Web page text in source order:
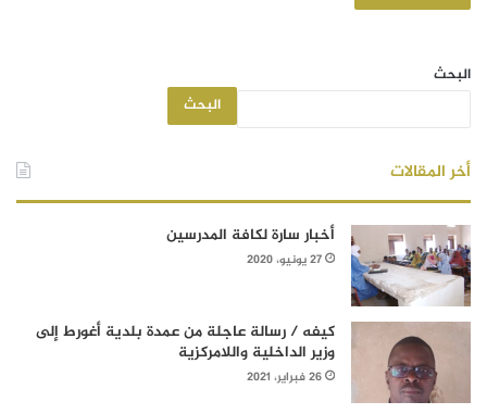
البحث
البحث
أخر المقالات
أخبار سارة لكافة المدرسين
27 يونيو، 2020
كيفه / رسالة عاجلة من عمدة بلدية أغورط إلى
وزير الداخلية واللامركزية
26 فبراير، 2021